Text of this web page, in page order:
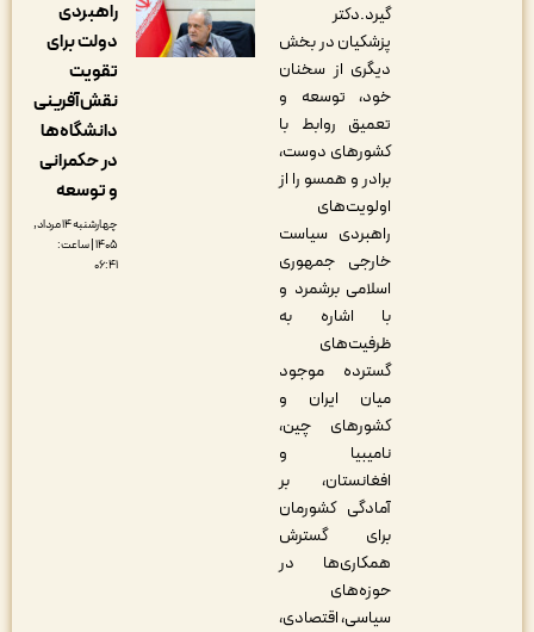
گیرد.دکتر
پزشکیان در بخش
دیگری از سخنان
خود، توسعه و
تعمیق روابط با
کشورهای دوست،
برادر و همسو را از
اولویت‌های
راهبردی سیاست
خارجی جمهوری
اسلامی برشمرد و
با اشاره به
ظرفیت‌های
گسترده موجود
میان ایران و
کشورهای چین،
نامیبیا و
افغانستان، بر
آمادگی کشورمان
برای گسترش
همکاری‌ها در
حوزه‌های
سیاسی، اقتصادی،
راهبردی
دولت برای
نقش‌آفرینی
دانشگاه‌ها
در حکمرانی
و توسعه
چهارشنبه ۱۴ مرداد,
۱۴۰۵ | ساعت: